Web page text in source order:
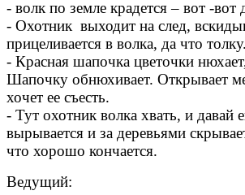
- волк по земле крадется – вот -вот
- Охотник выходит на след,
прицеливается в волка, да что толку.
- Красная шапочка цветочки
Шапочку обнюхивает. Открывает
хочет ее съесть.
- Тут охотник волка хвать, и давай
вырывается и за деревьями
что хорошо кончается.
Ведущий: